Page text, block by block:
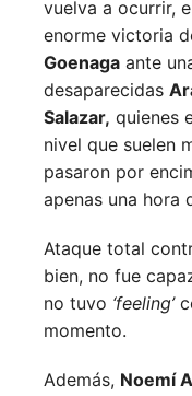
vuelva a ocurrir,
enorme victoria
Goenaga ante
desaparecidas
Salazar, quienes
nivel que suelen
pasaron por
apenas una hora
Ataque total
bien, no fue
no tuvo ‘feeling’
momento.
Además, Noemí